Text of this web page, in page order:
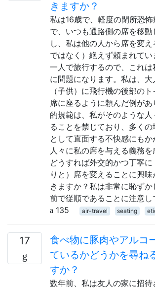
きますか？
私は16歳で、軽度の閉所恐
で、いつも通路側の席を移
し、私は他の人から席を変
ではなく）絶えず頼まれてい
一人で旅行するので、これは
に問題になります。私は、
（子供）に飛行機の後部の
席に座るように頼んだ例が
的規範は、私がそのような
ることを禁じており、多く
として直面する不快感にも
人々に私の席を与える義務を
どうすれば外交的かつ丁寧
りと）席を変えることに興
きますか？私は非常に恥ずか
前で従順であることに注意し
135
air-travel seating
17
食べ物に豚肉やアルコ
ているかどうかを尋ね
すか？
数年前、私は友人の家に招待